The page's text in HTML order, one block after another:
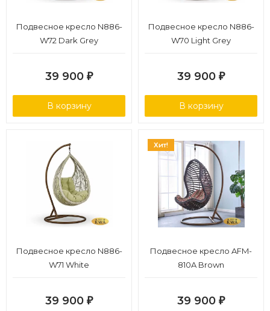
Подвесное кресло N886-
W72 Dark Grey
39 900 ₽
В корзину
Подвесное кресло N886-
W70 Light Grey
39 900 ₽
В корзину
Подвесное кресло N886-
W71 White
39 900 ₽
Хит!
Подвесное кресло AFM-
810A Brown
39 900 ₽